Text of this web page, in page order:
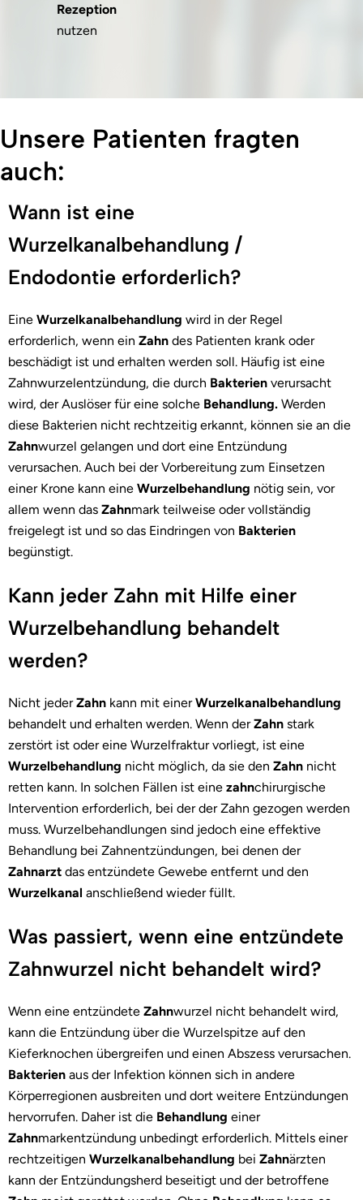
Rezeption
nutzen
Unsere Patienten fragten
auch:
Wann ist eine
Wurzelkanalbehandlung /
Endodontie erforderlich?
Eine Wurzelkanalbehandlung wird in der Regel
erforderlich, wenn ein Zahn des Patienten krank oder
beschädigt ist und erhalten werden soll. Häufig ist eine
Zahnwurzelentzündung, die durch Bakterien verursacht
wird, der Auslöser für eine solche Behandlung. Werden
diese Bakterien nicht rechtzeitig erkannt, können sie an die
Zahnwurzel gelangen und dort eine Entzündung
verursachen. Auch bei der Vorbereitung zum Einsetzen
einer Krone kann eine Wurzelbehandlung nötig sein, vor
allem wenn das Zahnmark teilweise oder vollständig
freigelegt ist und so das Eindringen von Bakterien
begünstigt.
Kann jeder Zahn mit Hilfe einer
Wurzelbehandlung behandelt
werden?
Nicht jederZahn kann mit einerWurzelkanalbehandlung
behandelt und erhalten werden. Wenn derZahn stark
zerstört ist oder eine Wurzelfraktur vorliegt, ist eine
Wurzelbehandlung nicht möglich, da sie den Zahn nicht
retten kann. In solchen Fällen ist eine zahnchirurgische
Intervention erforderlich, bei der der Zahn gezogen werden
muss. Wurzelbehandlungen sind jedoch eine effektive
Behandlung bei Zahnentzündungen, bei denen der
Zahnarzt das entzündete Gewebe entfernt und den
Wurzelkanal anschließend wieder füllt.
Was passiert, wenn eine entzündete
Zahnwurzel nicht behandelt wird?
Wenn eine entzündete Zahnwurzel nicht behandelt wird,
kann die Entzündung über die Wurzelspitze auf den
Kieferknochen übergreifen und einen Abszess verursachen.
Bakterien aus der Infektion können sich in andere
Körperregionen ausbreiten und dort weitere Entzündungen
hervorrufen. Daher ist die Behandlung einer
Zahnmarkentzündung unbedingt erforderlich. Mittels einer
rechtzeitigen Wurzelkanalbehandlung bei Zahnärzten
kann der Entzündungsherd beseitigt und der betroffene